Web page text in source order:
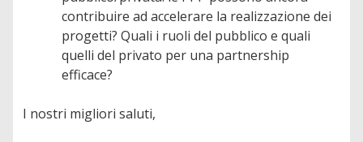
contribuire ad accelerare la realizzazione dei
progetti? Quali i ruoli del pubblico e quali
quelli del privato per una partnership
efficace?
I nostri migliori saluti,